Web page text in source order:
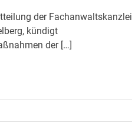
der Fachanwaltskanzlei
kündigt
der […]